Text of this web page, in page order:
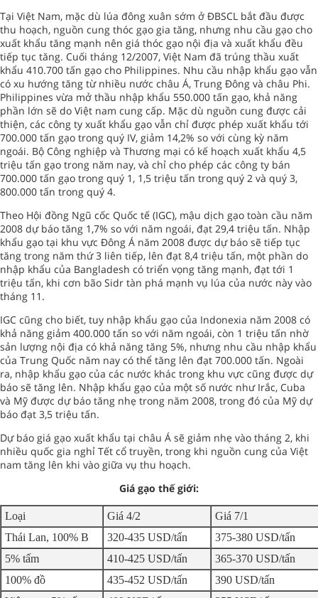
Tại Việt Nam, mặc dù lúa đông xuân sớm ở ĐBSCL bắt đầu được
thu hoạch, nguồn cung thóc gạo gia tăng, nhưng nhu cầu gạo cho
xuất khẩu tăng mạnh nên giá thóc gạo nội địa và xuất khẩu đều
tiếp tục tăng. Cuối tháng 12/2007, Việt Nam đã trúng thầu xuất
khẩu 410.700 tấn gạo cho Philippines. Nhu cầu nhập khẩu gạo vẫn
có xu hướng tăng từ nhiều nước châu Á, Trung Đông và châu Phi.
Philippines vừa mở thầu nhập khẩu 550.000 tấn gạo, khả năng
phần lớn sẽ do Việt nam cung cấp. Mặc dù nguồn cung được cải
thiện, các công ty xuất khẩu gạo vẫn chỉ được phép xuất khẩu tới
700.000 tấn gạo trong quý IV, giảm 14,2% so với cùng kỳ năm
ngoái. Bộ Công nghiệp và Thương mại có kế hoạch xuất khẩu 4,5
triệu tấn gạo trong năm nay, và chỉ cho phép các công ty bán
700.000 tấn gạo trong quý 1, 1,5 triệu tấn trong quý 2 và quý 3,
800.000 tấn trong quý 4.
Theo Hội đồng Ngũ cốc Quốc tế (IGC), mậu dịch gạo toàn cầu năm
2008 dự báo tăng 1,7% so với năm ngoái, đạt 29,4 triệu tấn. Nhập
khẩu gạo tại khu vực Đông Á năm 2008 được dự báo sẽ tiếp tục
tăng trong năm thứ 3 liên tiếp, lên đạt 8,4 triệu tấn, một phần do
nhập khẩu của Bangladesh có triển vọng tăng mạnh, đạt tới 1
triệu tấn, khi cơn bão Sidr tàn phá mạnh vụ lúa của nước này vào
tháng 11.
IGC cũng cho biết, tuy nhập khẩu gạo của Indonexia năm 2008 có
khả năng giảm 400.000 tấn so với năm ngoái, còn 1 triệu tấn nhờ
sản lượng nội địa có khả năng tăng 5%, nhưng nhu cầu nhập khẩu
của Trung Quốc năm nay có thể tăng lên đạt 700.000 tấn. Ngoài
ra, nhập khẩu gạo của các nước khác trong khu vực cũng được dự
báo sẽ tăng lên. Nhập khẩu gạo của một số nước như Irắc, Cuba
và Mỹ được dự báo tăng nhẹ trong năm 2008, trong đó của Mỹ dự
báo đạt 3,5 triệu tấn.
Dự báo giá gạo xuất khẩu tại châu Á sẽ giảm nhẹ vào tháng 2, khi
nhiều quốc gia nghỉ Tết cổ truyền, trong khi nguồn cung của Việt
nam tăng lên khi vào giữa vụ thu hoạch.
Giá gạo thế giới:
Loại Giá 4/2
Giá 7/1
Thái Lan, 100% B
320-435 USD/tấn
375-380 USD/tấn
5% tấm
410-425 USD/tấn
365-370 USD/tấn
100% đồ
435-452 USD/tấn
390 USD/tấn